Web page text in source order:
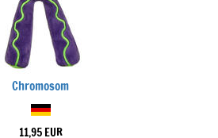
Chromosom
11,95 EUR